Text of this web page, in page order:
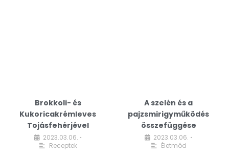
Brokkoli- és
Kukoricakrémleves
Tojásfehérjével
2023.03.06. •
Receptek
A szelén és a
pajzsmirigyműködés
összefüggése
2023.03.06. •
Életmód